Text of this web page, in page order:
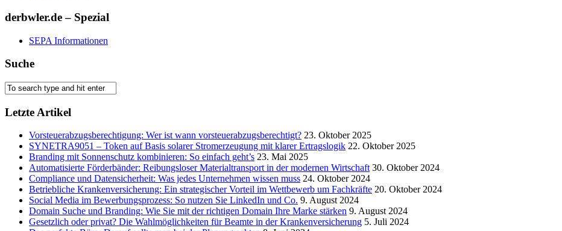
derbwler.de – Spezial
SEPA Informationen
Suche
Letzte Artikel
Vorsteuerabzugsberechtigung: Wer ist wann vorsteuerabzugsberechtigt? 23. Oktober 2025
SYNETRA9051 – Token auf Basis solarer Stromerzeugung mit klarer Ertragslogik 22. Oktober 2025
Branding mit Sonnenschutz kombinieren: So einfach geht’s 23. Mai 2025
Automatisierte Förderbänder: Reibungsloser Materialtransport in der modernen Wirtschaft 30. Oktober 2024
Compliance und Datensicherheit: Was jedes Unternehmen wissen muss 24. Oktober 2024
Betriebliche Krankenversicherung: Ein strategischer Vorteil im Wettbewerb um Fachkräfte 20. Oktober 2024
Social Media im Bewerbungsprozess: So nutzen Sie LinkedIn und Co. 9. August 2024
Domain Suche und Branding: Wie Sie mit der richtigen Domain Ihre Marke stärken 9. August 2024
Gesetzlich oder privat? Die Wahlmöglichkeiten für Beamte in der Krankenversicherung 5. Juli 2024